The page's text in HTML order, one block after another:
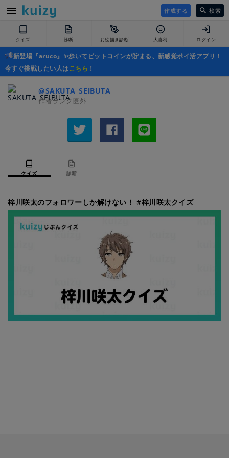
作成する 検索
クイズ 診断 お絵描き診断 大喜利 ログイン
新登場『aruco』✨歩いてビットコインが貯まる、新感覚ポイ活アプリ！
今すぐ挑戦したい人はこちら ！
@SAKUTA_SElBUTA
作者ランク圏外
クイズ 診断
梓川咲太のフォロワーしか解けない！ #梓川咲太クイズ